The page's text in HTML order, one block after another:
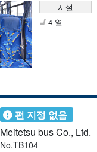
시설
4 열
편 지정 없음
Meitetsu bus Co., Ltd.
No.TB104